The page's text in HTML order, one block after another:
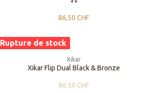
86,50 CHF
Rupture de stock
Xikar
Xikar Flip Dual Black & Bronze
86,50 CHF